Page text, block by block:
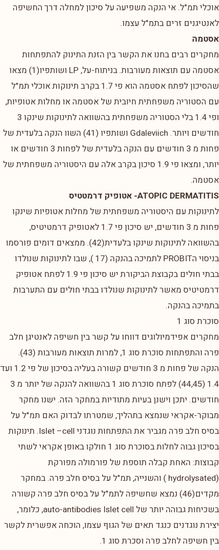
אוכלי תמ"ל. אי הנקה משפיעה על סיכון למחלה דרך החשיפה
לאנטיגנים זרים בתמ"ל עצמו.
אסטמה
מחקרים רבים בחנו את הקשר בין הזנת התינוק להתפתחות
אסטמה עם תוצאות מעורבות. בניתוח-על, LP ושותפיו(1) מצאו
שהסיכון לפתח אסטמה הוא פי 1.7 בקרב תינוקות אוכלי תמ"ל
עם הסטוריה משפחתית חיובית של אסטמה או מחלות אטופיות,
ופי 1.4 בלי הסטוריה משפחתית בהשוואה לתינוקות שינקו 3
חודשים ויותר. Gdaleviich ושותפיו (41) השוו הנקה בלעדית של
פחות מ 3 חודשים עם הנקה בלעדית של לפחות 3 חודשים או
יותר, ומצאו פי 1.9 סיכון בקרב אלה עם היסטוריה משפחתית של
אסטמה.
ATOPIC DERMATITIS- אטופיק דרמטטיס
לתינוקות עם היסטוריה משפחתית של מחלות אטופיות שינקו
פחות מ 3 חודשים, יש סיכון פי 1.7 לאטופיק דרמטיטיס,
בהשוואה לתינוקות שינקו בלעדית(42). ממצאים דומים פורסמו
בניסוי הPROBIT לתמיכה בהנקה (17 ), שבו לתינוקות שנולדו
בבתי חולים בקבוצת הביקורת יש סיכון פי 1.9 לפתח אטופיק
דרמטיטיס מאשר לתינוקות שנולדו בבתי חולים עם התערבות
בתמיכה בהנקה.
סוכרת סוג 1
מחקרים אפידמיולוגים דווחו על קשר בין חשיפה לאנטיגן חלב
פרה והתפתחות סוכרת סוג 1, למרות תוצאות מעורבות (43).
הנקה של פחות מ 3 חודשים קשורה בעליה בסיכון של פי 1.2 ועד
1.4 (44,45) לפתח סוכרת סוג 1 בהשוואה להנקה של יותר מ 3
חודשים. יתכן וישנן בעיות מתודיות במחקר הזה. ישנו מחקר
מבוקר-אקראי שנמצא בתהליך, שמטרתו לבדוק האם תמ"ל על
בסיס חלב פרה מגביר את התפתחות נוגדני Islet –cell. תינוקות
בסיכון גבוה לחלות בסוכרת סוג 1 חולקו באופן אקראי לשתי
קבוצות: האחת קבלה תוספת של פורמולה מפורקת
(hydrolysated ) והשנייה, תמ"ל על בסיס חלב פרה. במחקר
מקדים(46) נמצא שחשיפה לתמ"ל על בסיס חלב פרה קשורה
בשכיחות גבוהה יותר של auto-antibodies Islet cell, כלומר,
יצירת נוגדנים כנגד תאים של הגוף עצמו, הוכחה אפשרית לקשר
בין חשיפה לחלב פרה וסכרת סוג 1.